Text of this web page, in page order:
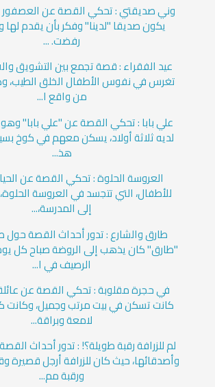
وني صديقتي : تحكي القصة عن العصفور
يكون صديقا "لدينا" وفكر بأن يقدم لها
رفضت. ...
عيد الفقراء : قصة تجمع بين التشويق
تغرس في نفوس الأطفال الخلق
من واقع ا...
علي بابا : تحكي القصة عن "علي بابا"
لديه ثلاثة أولاد، يسكن معهم في كوخ
هذ...
العروسة الحلوة : تحكي القصة عن
للأطفال، التي تتجسد في العروسة
إلى المدرسة،...
طارق والشارع : تدور أحداث القصة
"طارق" كان يذهب إلى الروضة صباح كل
الرصيف في ا...
في حجرة مقلوبة : تحكي القصة عن عائلة
كانت تسكن في بيت مرتب وجميل، وكانت
لامعة وبراقة...
لم للزرافة رقبة طويلة؟! : تدور أحداث
وأصدقائها، حيث كان للزرافة أرجل قصيرة
ورقبة مم...